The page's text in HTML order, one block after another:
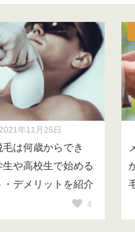
2021年11月25日
毛は何歳からでき
生や高校生で始める
・デメリットを紹介
4